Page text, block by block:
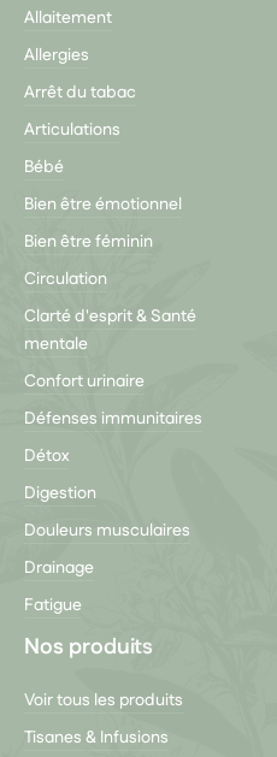
Allaitement
Allergies
Arrêt du tabac
Articulations
Bébé
Bien être émotionnel
Bien être féminin
Circulation
Clarté d'esprit & Santé
mentale
Confort urinaire
Défenses immunitaires
Détox
Digestion
Douleurs musculaires
Drainage
Fatigue
Nos produits
Voir tous les produits
Tisanes & Infusions